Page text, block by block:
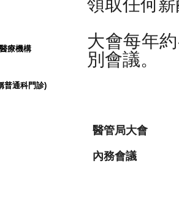
療機構
普通科門診)